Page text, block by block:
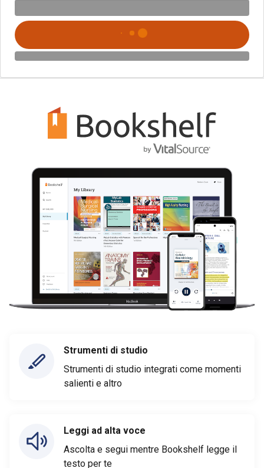
Strumenti di studio
Strumenti di studio integrati come momenti
salienti e altro
Leggi ad alta voce
Ascolta e segui mentre Bookshelf legge il
testo per te